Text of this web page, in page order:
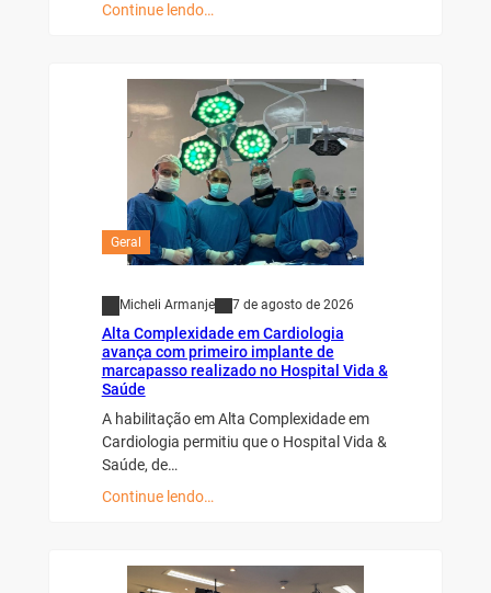
Continue lendo…
Geral
Micheli Armanje 7 de agosto de 2026
Alta Complexidade em Cardiologia
avança com primeiro implante de
marcapasso realizado no Hospital Vida &
Saúde
A habilitação em Alta Complexidade em
Cardiologia permitiu que o Hospital Vida &
Saúde, de…
Continue lendo…